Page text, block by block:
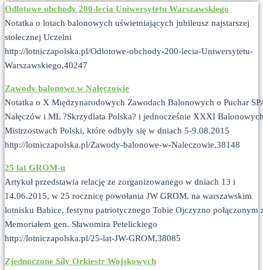
Odlotowe obchody 200-lecia Uniwersytetu Warszawskiego
Notatka o lotach balonowych uświetniających jubileusz najstarszej
stołecznej Uczelni
http://lotniczapolska.pl/Odlotowe-obchody-200-lecia-Uniwersytetu-
Warszawskiego,40247
Zawody balonowe w Nałęczowie
Notatka o X Międzynarodowych Zawodach Balonowych o Puchar
Nałęczów i ML ?Skrzydlata Polska? i jednocześnie XXXI
Mistrzostwach Polski, które odbyły się w dniach 5-9.08.2015
http://lotniczapolska.pl/Zawody-balonowe-w-Naleczowie,38148
25 lat GROM-u
Artykuł przedstawia relację ze zorganizowanego w dniach 13 i
14.06.2015, w 25 rocznicę powołania JW GROM, na warszawskim
lotnisku Babice, festynu patriotycznego Tobie Ojczyzno połączonym
Memoriałem gen. Sławomira Petelickiego
http://lotniczapolska.pl/25-lat-JW-GROM,38085
Zjednoczone Siły Orkiestr Wojskowych